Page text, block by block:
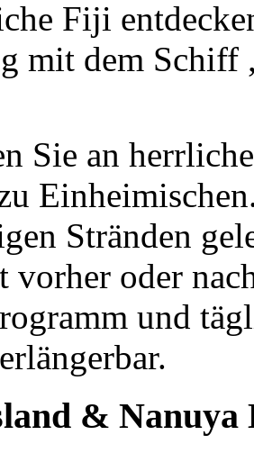
Fiji
mit dem Schiff
Sie an
Stränden
vorher oder
und
&